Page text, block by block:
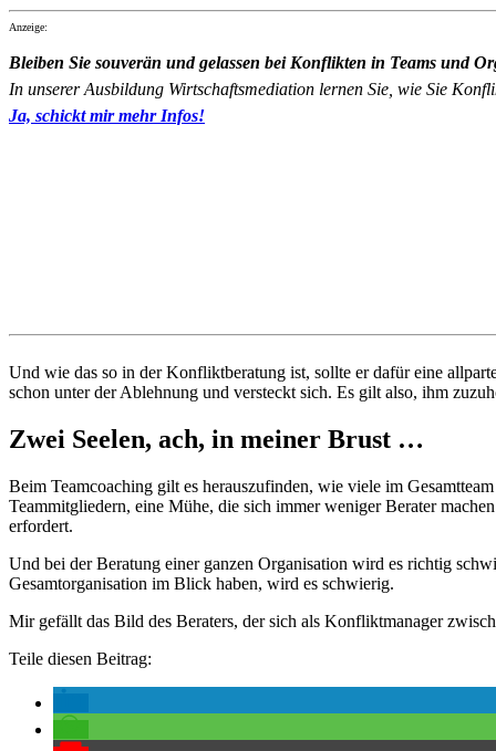
Anzeige:
Bleiben Sie souverän und gelassen bei Konflikten in Teams und
In unserer Ausbildung Wirtschaftsmediation lernen Sie, wie Sie
Ja, schickt mir mehr Infos!
Und wie das so in der Konfliktberatung ist, sollte er dafür eine
schon unter der Ablehnung und versteckt sich. Es gilt also, ihm
Zwei Seelen, ach, in meiner Brust …
Beim Teamcoaching gilt es herauszufinden, wie viele im
Teammitgliedern, eine Mühe, die sich immer weniger Berater
erfordert.
Und bei der Beratung einer ganzen Organisation wird es richtig
Gesamtorganisation im Blick haben, wird es schwierig.
Mir gefällt das Bild des Beraters, der sich als Konfliktmanager
Teile diesen Beitrag: